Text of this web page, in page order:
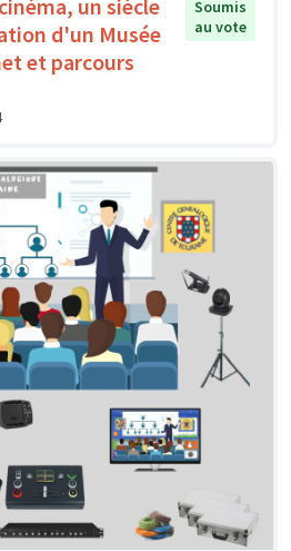
un siècle
d'un Musée
et parcours
Soumis
au vote